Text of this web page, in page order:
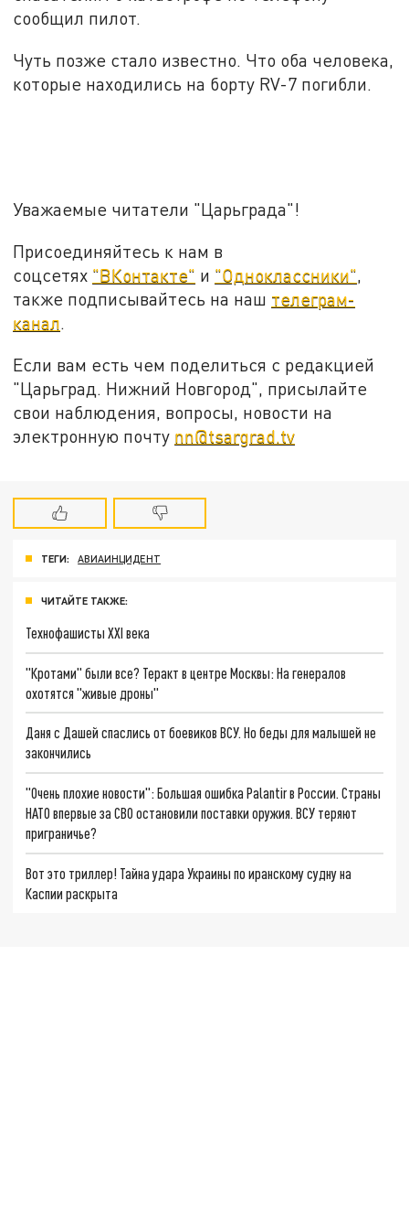
сообщил пилот.
Чуть позже стало известно. Что оба человека,
которые находились на борту RV-7 погибли.
Уважаемые читатели "Царьграда"!
Присоединяйтесь к нам в
соцсетях "ВКонтакте" и "Одноклассники",
также подписывайтесь на наш телеграм-
канал.
Если вам есть чем поделиться с редакцией
"Царьград. Нижний Новгород", присылайте
свои наблюдения, вопросы, новости на
электронную почту nn@tsargrad.tv
ТЕГИ: АВИАИНЦИДЕНТ
ЧИТАЙТЕ ТАКЖЕ:
Технофашисты XXI века
"Кротами" были все? Теракт в центре Москвы: На генералов
охотятся "живые дроны"
Даня с Дашей спаслись от боевиков ВСУ. Но беды для малышей не
закончились
"Очень плохие новости": Большая ошибка Palantir в России. Страны
НАТО впервые за СВО остановили поставки оружия. ВСУ теряют
приграничье?
Вот это триллер! Тайна удара Украины по иранскому судну на
Каспии раскрыта